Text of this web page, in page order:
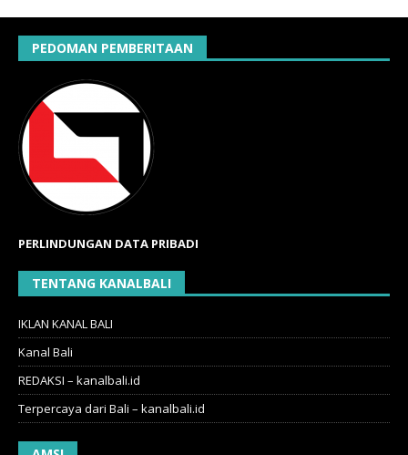
PEDOMAN PEMBERITAAN
PERLINDUNGAN DATA PRIBADI
TENTANG KANALBALI
IKLAN KANAL BALI
Kanal Bali
REDAKSI – kanalbali.id
Terpercaya dari Bali – kanalbali.id